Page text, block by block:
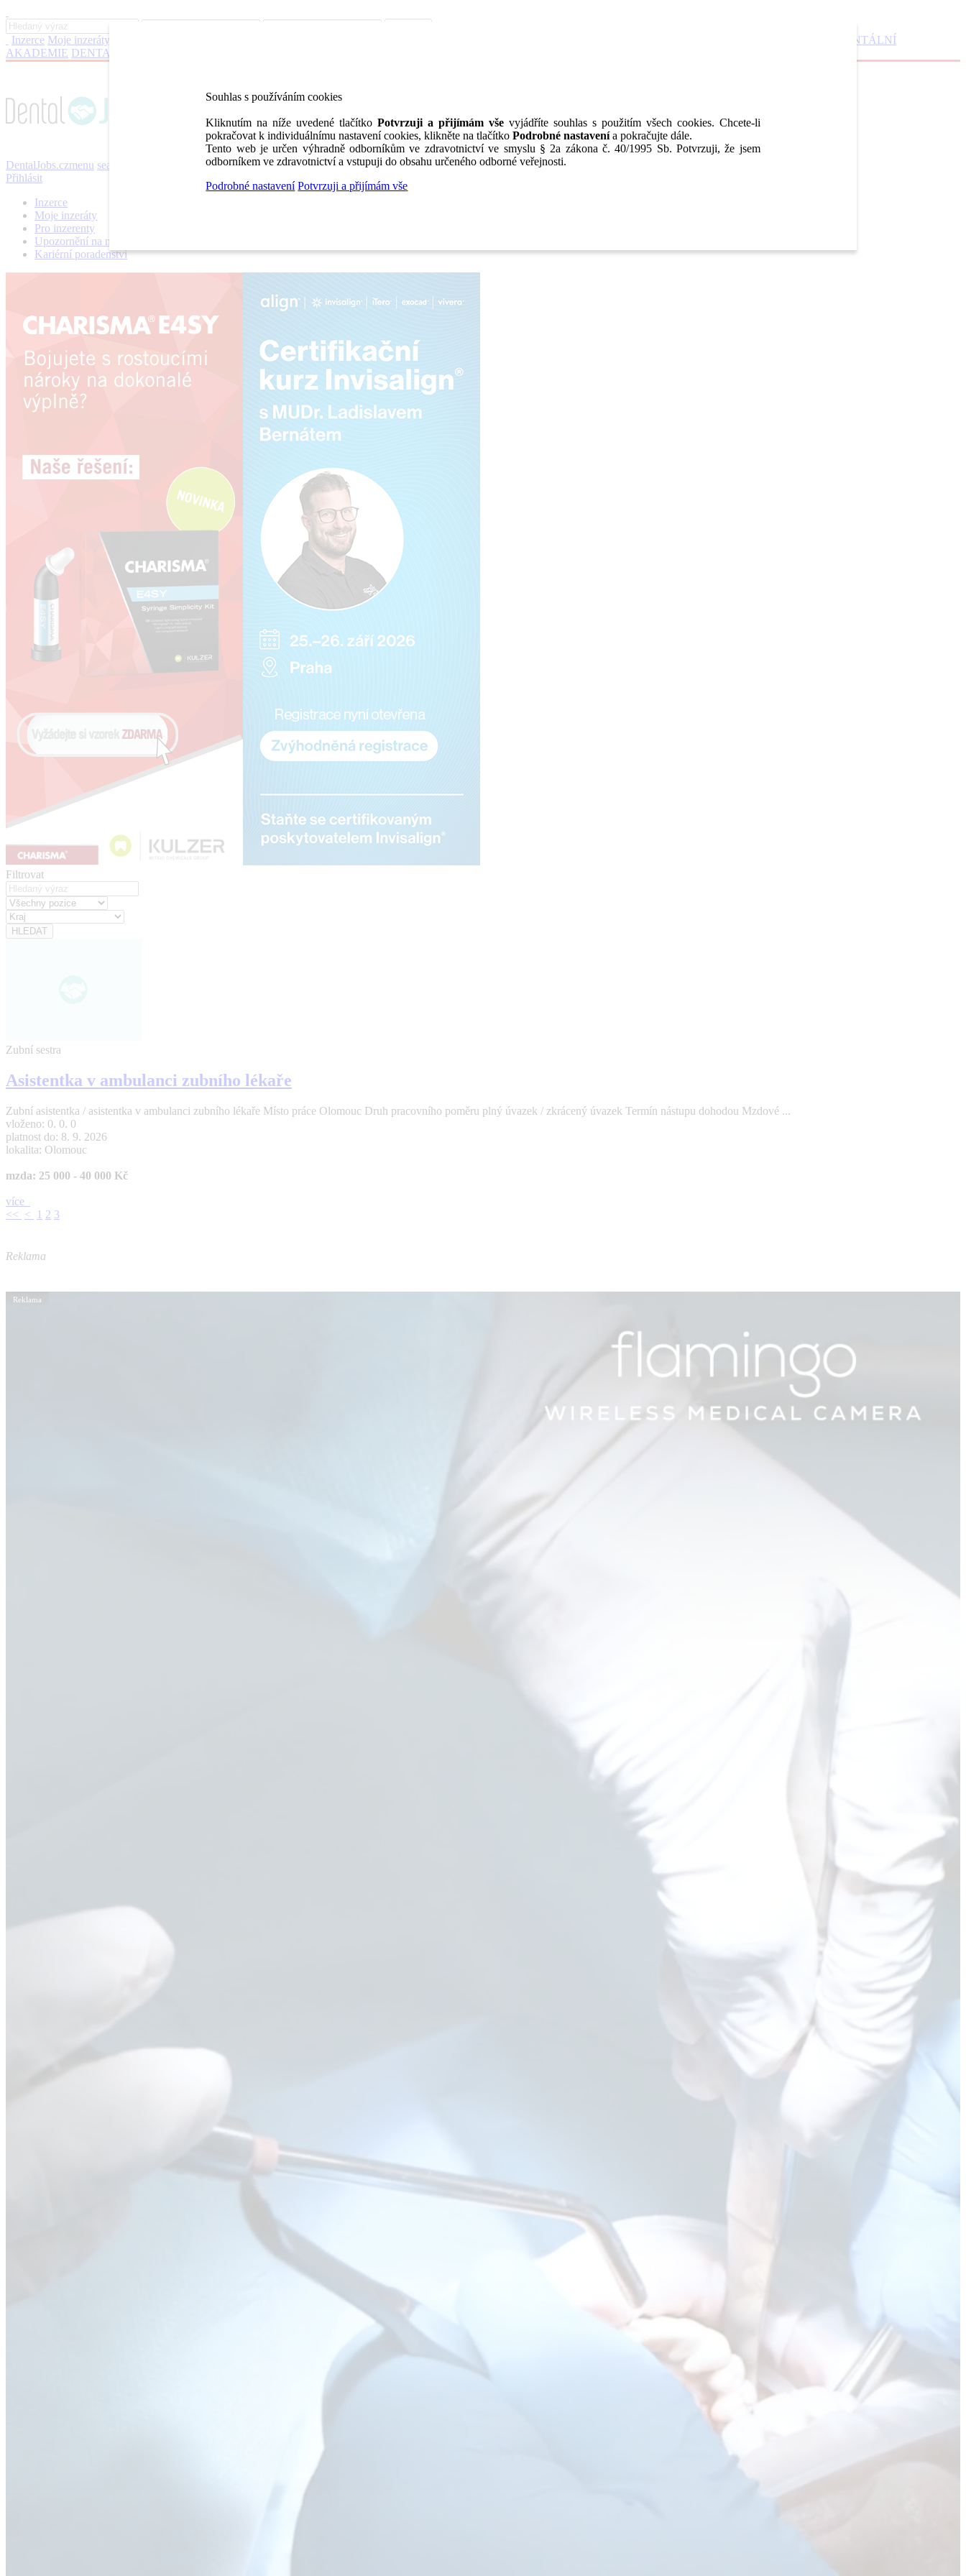
Inzerce Moje inzeráty
DENTÁLNÍ
AKADEMIE DENTAL BAZAR
DentalJobs.czmenu search
Přihlásit
Inzerce
Moje inzeráty
Pro inzerenty
Upozornění na nové pozice
Kariérní poradenství
Filtrovat
Zubní sestra
Asistentka v ambulanci zubního lékaře
Zubní asistentka / asistentka v ambulanci zubního lékaře Místo práce Olomouc Druh pracovního poměru plný úvazek / zkrácený úvazek Termín nástupu dohodou Mzdové ...
vloženo: 0. 0. 0
platnost do: 8. 9. 2026
lokalita: Olomouc
mzda: 25 000 - 40 000 Kč
více
<< < 1 2 3
Reklama
Reklama
Souhlas s používáním cookies
Kliknutím na níže uvedené tlačítkoPotvrzuji a přijímám vše vyjádříte souhlas s použitím všech cookies. Chcete-li
pokračovat k individuálnímu nastavení cookies, klikněte na tlačítko Podrobné nastavenía pokračujte dále.
Tento web je určen výhradně odborníkům ve zdravotnictví ve smyslu § 2a zákona č. 40/1995 Sb. Potvrzuji, že jsem
odborníkem ve zdravotnictví a vstupuji do obsahu určeného odborné veřejnosti.
Podrobné nastavení Potvrzuji a přijímám vše